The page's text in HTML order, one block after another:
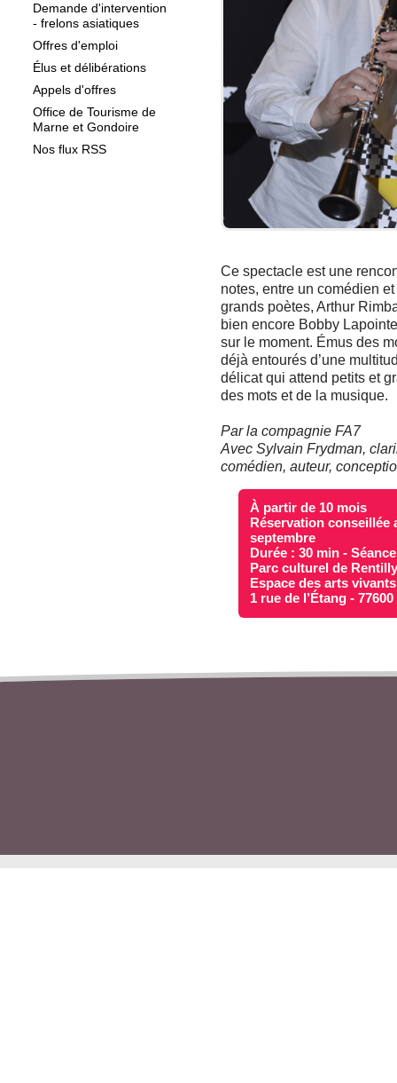
Demande d'intervention
- frelons asiatiques
Offres d'emploi
Élus et délibérations
Appels d'offres
Office de Tourisme de
Marne et Gondoire
Nos flux RSS
Ce spectacle est une
notes, entre un comédien
grands poètes, Arthur
bien encore Bobby
sur le moment. Émus des
déjà entourés d’une
délicat qui attend petits et
des mots et de la musique.
Par la compagnie FA7
Avec Sylvain Frydman,
comédien, auteur,
À partir de 10 mois
Réservation conseillée
septembre
Durée : 30 min -
Parc culturel de
Espace des arts vivants
1 rue de l’Étang -